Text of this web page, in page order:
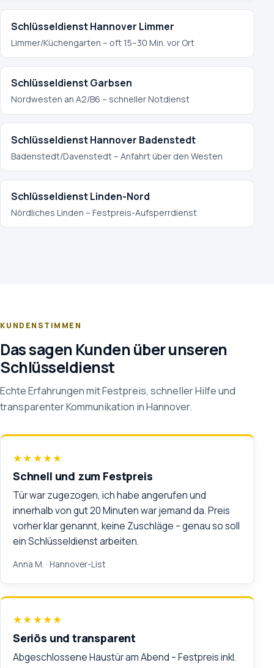
Schlüsseldienst Hannover Limmer
Limmer/Küchengarten – oft 15–30 Min. vor Ort
Schlüsseldienst Garbsen
Nordwesten an A2/B6 – schneller Notdienst
Schlüsseldienst Hannover Badenstedt
Badenstedt/Davenstedt – Anfahrt über den Westen
Schlüsseldienst Linden-Nord
Nördliches Linden – Festpreis-Aufsperrdienst
KUNDENSTIMMEN
Das sagen Kunden über unseren
Schlüsseldienst
Echte Erfahrungen mit Festpreis, schneller Hilfe und
transparenter Kommunikation in Hannover.
★★★★★
Schnell und zum Festpreis
Tür war zugezogen, ich habe angerufen und
innerhalb von gut 20 Minuten war jemand da. Preis
vorher klar genannt, keine Zuschläge – genau so soll
ein Schlüsseldienst arbeiten.
Anna M. · Hannover-List
★★★★★
Seriös und transparent
Abgeschlossene Haustür am Abend – Festpreis inkl.